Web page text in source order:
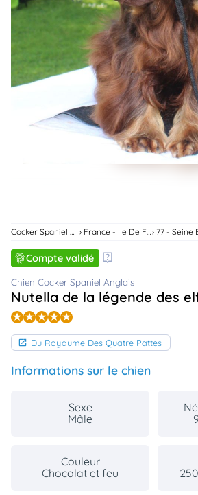
Connexion
Compte validé
Chien Cocker Spaniel Anglais
Nutella de la légende des
Du Royaume Des Quatre Pattes
Informations sur le chien
Sexe
Mâle
Couleur
Chocolat et feu